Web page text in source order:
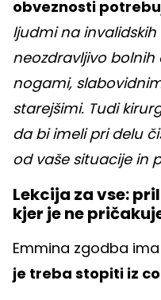
obveznosti
ljudmi na invalidskih
neozdravljivo bolnih
nogami,
starejšimi. Tudi
da bi imeli pri delu
od vaše situacije in
Lekcija za vse:
kjer je ne
Emmina zgodba
je treba stopiti iz